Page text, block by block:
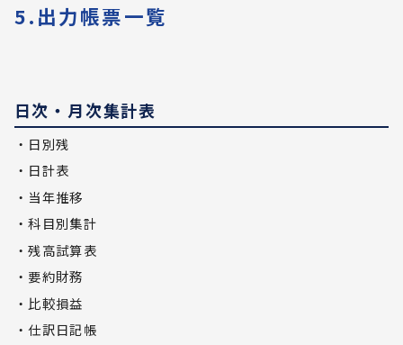
5.出力帳票一覧
日次・月次集計表
・日別残
・日計表
・当年推移
・科目別集計
・残高試算表
・要約財務
・比較損益
・仕訳日記帳